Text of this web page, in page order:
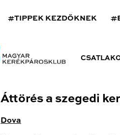
#TIPPEK KEZDŐKNEK
Áttörés a szegedi
Dova